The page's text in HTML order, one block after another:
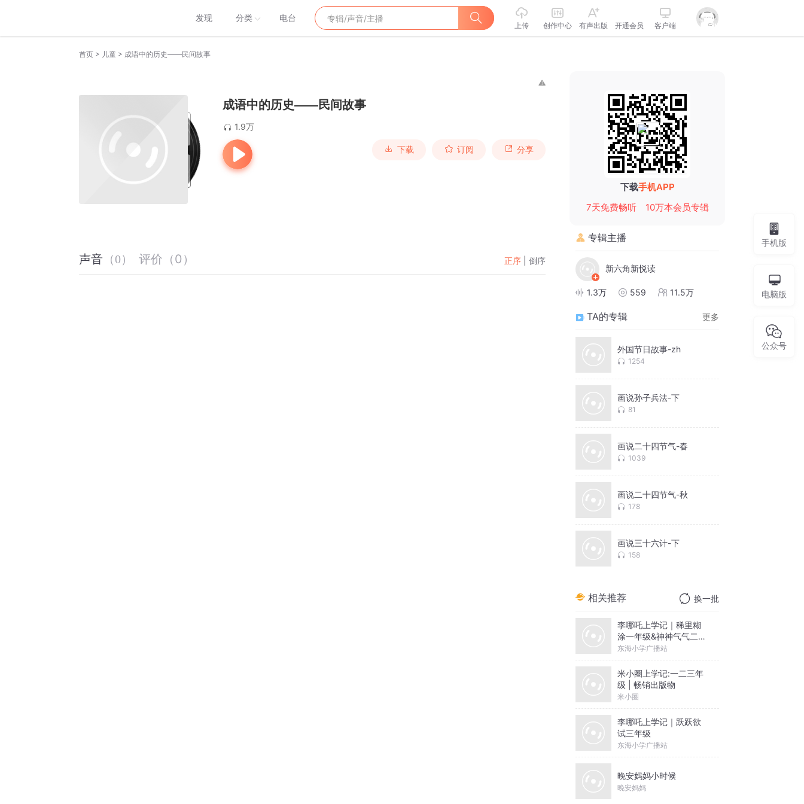
发现 分类 电台
上传 创作中心 有声出版 开通会员 客户端
首页 > 儿童 > 成语中的历史——民间故事
成语中的历史——民间故事
1.9万
下载 订阅 分享
声音 （0） 评价 （0 ） 正序 倒序
下载手机APP
7天免费畅听
10万本会员专辑
专辑主播
新六角新悦读
1.3万 559 11.5万
TA的专辑 更多
外国节日故事-zh
1254
画说孙子兵法-下
81
画说二十四节气-春
1039
画说二十四节气-秋
178
画说三十六计-下
158
相关推荐 换一批
李哪吒上学记｜稀里糊
涂一年级&神神气气二年
级
东海小学广播站
米小圈上学记:一二三年
级 | 畅销出版物
米小圈
李哪吒上学记｜跃跃欲
试三年级
东海小学广播站
晚安妈妈小时候
晚安妈妈
手机版
电脑版
公众号